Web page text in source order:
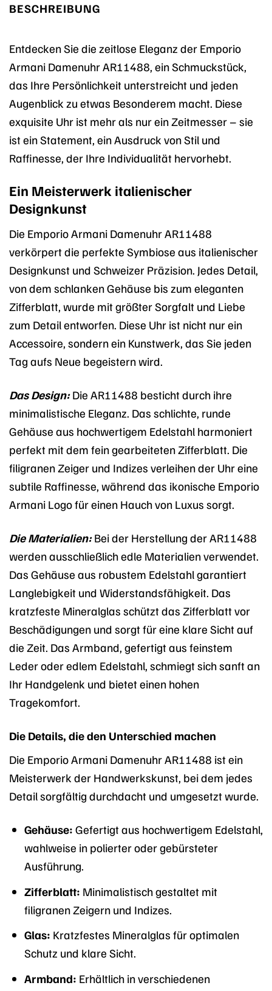
BESCHREIBUNG
Entdecken Sie die zeitlose Eleganz der Emporio
Armani Damenuhr AR11488, ein Schmuckstück,
das Ihre Persönlichkeit unterstreicht und jeden
Augenblick zu etwas Besonderem macht. Diese
exquisite Uhr ist mehr als nur ein Zeitmesser – sie
ist ein Statement, ein Ausdruck von Stil und
Raffinesse, der Ihre Individualität hervorhebt.
Ein Meisterwerk italienischer
Designkunst
Die Emporio Armani Damenuhr AR11488
verkörpert die perfekte Symbiose aus italienischer
Designkunst und Schweizer Präzision. Jedes Detail,
von dem schlanken Gehäuse bis zum eleganten
Zifferblatt, wurde mit größter Sorgfalt und Liebe
zum Detail entworfen. Diese Uhr ist nicht nur ein
Accessoire, sondern ein Kunstwerk, das Sie jeden
Tag aufs Neue begeistern wird.
Das Design:Die AR11488 besticht durch ihre
minimalistische Eleganz. Das schlichte, runde
Gehäuse aus hochwertigem Edelstahl harmoniert
perfekt mit dem fein gearbeiteten Zifferblatt. Die
filigranen Zeiger und Indizes verleihen der Uhr eine
subtile Raffinesse, während das ikonische Emporio
Armani Logo für einen Hauch von Luxus sorgt.
Die Materialien:Bei der Herstellung der AR11488
werden ausschließlich edle Materialien verwendet.
Das Gehäuse aus robustem Edelstahl garantiert
Langlebigkeit und Widerstandsfähigkeit. Das
kratzfeste Mineralglas schützt das Zifferblatt vor
Beschädigungen und sorgt für eine klare Sicht auf
die Zeit. Das Armband, gefertigt aus feinstem
Leder oder edlem Edelstahl, schmiegt sich sanft an
Ihr Handgelenk und bietet einen hohen
Tragekomfort.
Die Details, die den Unterschied machen
Die Emporio Armani Damenuhr AR11488 ist ein
Meisterwerk der Handwerkskunst, bei dem jedes
Detail sorgfältig durchdacht und umgesetzt wurde.
Gehäuse: Gefertigt aus hochwertigem Edelstahl,
wahlweise in polierter oder gebürsteter
Ausführung.
Zifferblatt: Minimalistisch gestaltet mit
filigranen Zeigern und Indizes.
Glas: Kratzfestes Mineralglas für optimalen
Schutz und klare Sicht.
Armband: Erhältlich in verschiedenen